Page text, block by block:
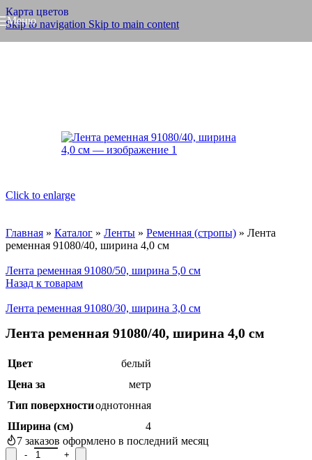
Карта цветов
Skip to navigation Skip to main content
Меню
Click to enlarge
Главная » Каталог » Ленты » Ременная (стропы) » Лента
ременная 91080/40, ширина 4,0 см
Лента ременная 91080/50, ширина 5,0 см
Назад к товарам
Лента ременная 91080/30, ширина 3,0 см
Лента ременная 91080/40, ширина 4,0 см
Цвет
белый
Цена за
метр
Тип поверхностиоднотонная
Ширина (см)
4
7 заказов оформлено в последний месяц
Количество товара Лента ременная 91080/40, ширина 4,0 см